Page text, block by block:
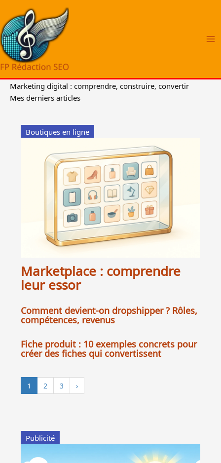
contenu
Marketing digital : comprendre, construire, convertir
Mes derniers articles
Boutiques en ligne
Marketplace : comprendre
leur essor
Comment devient-on dropshipper ? Rôles,
compétences, revenus
Fiche produit : 10 exemples concrets pour
créer des fiches qui convertissent
1 2 3 ›
Publicité